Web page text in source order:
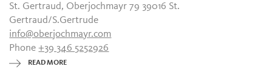
St. Gertraud, Oberjochmayr 79 39016 St.
Gertraud/S.Gertrude
info@oberjochmayr.com
Phone+39 346 5252926
READ MORE